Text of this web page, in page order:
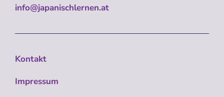
info@japanischlernen.at
Kontakt
Impressum